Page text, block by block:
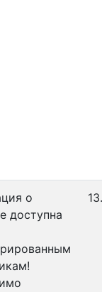
о
доступна